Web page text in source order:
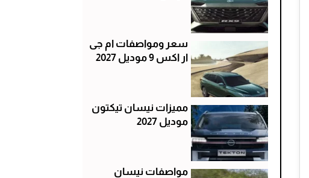
سعر ومواصفات ام جى
ار اكس 9 موديل 2027
مميزات نيسان تيكتون
موديل 2027
مواصفات نيسان